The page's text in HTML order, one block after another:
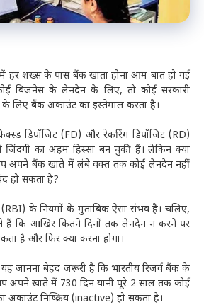
हर शख्स के पास बैंक खाता होना आम बात हो गई
बिजनेस के लेनदेन के लिए, तो कोई सरकारी
लिए बैंक अकाउंट का इस्तेमाल करता है।
डिपॉजिट (FD) और रेकरिंग डिपॉजिट (RD)
जिंदगी का अहम हिस्सा बन चुकी हैं। लेकिन क्या
अपने बैंक खाते में लंबे वक्त तक कोई लेनदेन नहीं
हो सकता है?
(RBI) के नियमों के मुताबिक ऐसा संभव है। चलिए,
हैं कि आखिर कितने दिनों तक लेनदेन न करने पर
है और फिर क्या करना होगा।
जानना बेहद जरूरी है कि भारतीय रिजर्व बैंक के
अपने खाते में 730 दिन यानी पूरे 2 साल तक कोई
निष्क्रिय (inactive) हो सकता है।